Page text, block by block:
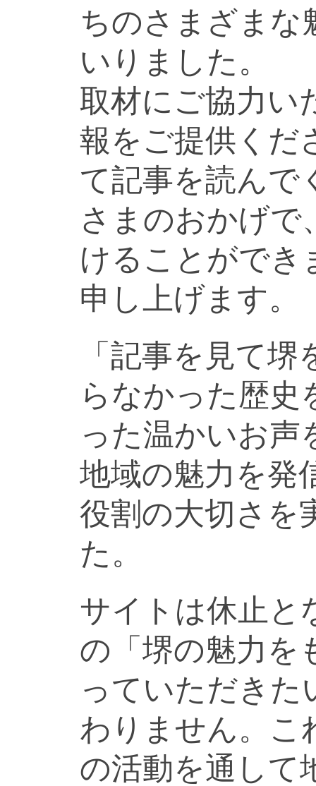
ちのさまざまな
いりました。
取材にご協力い
報をご提供くだ
て記事を読んで
さまのおかげで
けることができ
申し上げます。
「記事を見て
らなかった歴史
った温かいお声
地域の魅力を発
役割の大切さを
た。
サイトは休止と
の「堺の魅力を
っていただきた
わりません。こ
の活動を通して